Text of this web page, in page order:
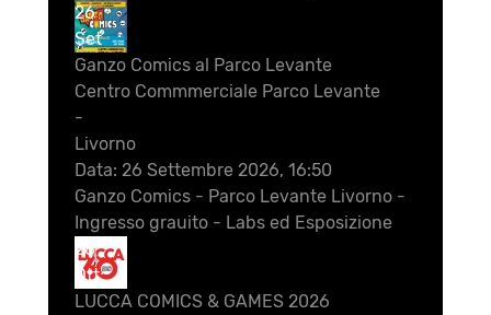
26
Set
Ganzo Comics al Parco Levante
Centro Commmerciale Parco Levante
-
Livorno
Data: 26 Settembre 2026, 16:50
Ganzo Comics - Parco Levante Livorno -
Ingresso grauito - Labs ed Esposizione
28
Ott
LUCCA COMICS & GAMES 2026